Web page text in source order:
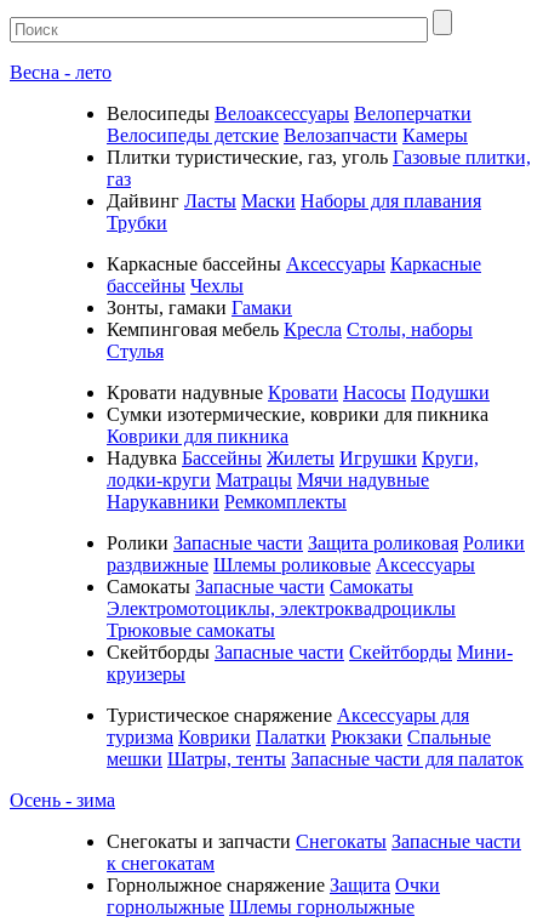
Весна - лето
Велосипеды Велоаксессуары Велоперчатки
Велосипеды детские Велозапчасти Камеры
Плитки туристические, газ, уголь Газовые плитки,
газ
Дайвинг Ласты Маски Наборы для плавания
Трубки
Каркасные бассейны Аксессуары Каркасные
бассейны Чехлы
Зонты, гамаки Гамаки
Кемпинговая мебель Кресла Столы, наборы
Стулья
Кровати надувные Кровати Насосы Подушки
Cумки изотермические, коврики для пикника
Коврики для пикника
Надувка Бассейны Жилеты Игрушки Круги,
лодки-круги Матрацы Мячи надувные
Нарукавники Ремкомплекты
Ролики Запасные части Защита роликовая Ролики
раздвижные Шлемы роликовые Аксессуары
Самокаты Запасные части Самокаты
Электромотоциклы, электроквадроциклы
Трюковые самокаты
Скейтборды Запасные части Скейтборды Мини-
круизеры
Туристическое снаряжение Аксессуары для
туризма Коврики Палатки Рюкзаки Спальные
мешки Шатры, тенты Запасные части для палаток
Осень - зима
Cнегокаты и запчасти Снегокаты Запасные части
к снегокатам
Горнолыжное снаряжение Защита Очки
горнолыжные Шлемы горнолыжные